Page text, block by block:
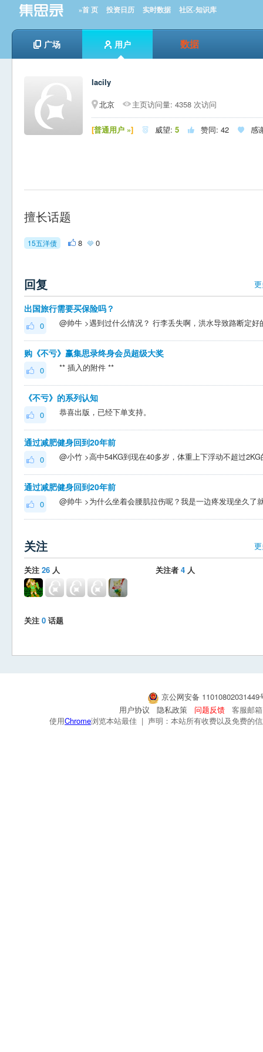
»首 页 投资日历 实时数据 社区-知识库
广场 用户 数据
lacily
北京
主页访问量: 4358 次访问
[普通用户 »]  威望: 5  赞同: 42  感
擅长话题
15五洋债 8 0
回复
出国旅行需要买保险吗？
0
购《不亏》赢集思录终身会员超级大奖
0 ** 插入的附件 **
《不亏》的系列认知
0 恭喜出版，已经下单支持。
通过减肥健身回到20年前
0
通过减肥健身回到20年前
0
关注
关注 26 人 关注者 4 人
关注 0 话题
京公网安备
用户协议
隐私政策 问题反馈
客服邮
使用Chrome浏览本站最佳 | 声明：本站所有收费以及免费的